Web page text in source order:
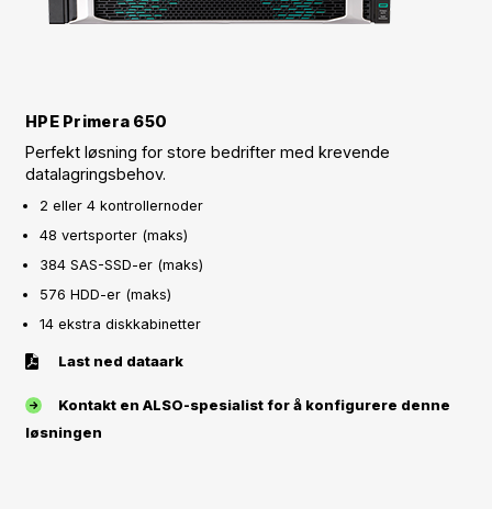
HPE Primera 650
Perfekt løsning for store bedrifter med krevende
datalagringsbehov.
2 eller 4 kontrollernoder
48 vertsporter (maks)
384 SAS-SSD-er (maks)
576 HDD-er (maks)
14 ekstra diskkabinetter
Last ned dataark
Kontakt en ALSO-spesialist for å konfigurere denne
løsningen